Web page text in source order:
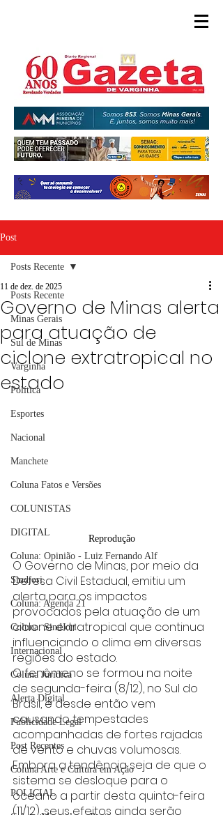
Post
Posts Recente
Minas Gerais
Sul de Minas
Varginha
Política
Esportes
Nacional
Manchete
Coluna Fatos e Versões
COLUNISTAS
DIGITAL
Coluna: Opinião - Luiz Fernando Alf
Sindjori
Coluna: Agenda 21
Coluna: SindJori
Internacional
Coluna Jurídica
Alerta Digital
Publicidade Legal
Post Recentes
Coluna Arte e Cultura em Ação
POLICIAL
Posts Recente
Governo de Minas alerta
para atuação de
ciclone extratropical no
estado
11 de dez. de 2025
Reprodução
O Governo de Minas, por meio da
Defesa Civil Estadual, emitiu um
alerta para os impactos
provocados pela atuação de um
ciclone extratropical que continua
influenciando o clima em diversas
regiões do estado.
O fenômeno se formou na noite
de segunda-feira (8/12), no Sul do
Brasil, e desde então vem
causando tempestades
acompanhadas de fortes rajadas
de vento e chuvas volumosas.
Embora a tendência seja de que o
sistema se desloque para o
oceano a partir desta quinta-feira
(11/12), seus efeitos ainda serão